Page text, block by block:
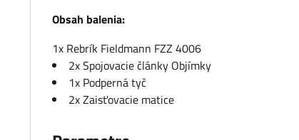
Obsah balenia:
1x Rebrík Fieldmann FZZ 4006
2x Spojovacie články Objímky
1x Podperná tyč
2x Zaisťovacie matice